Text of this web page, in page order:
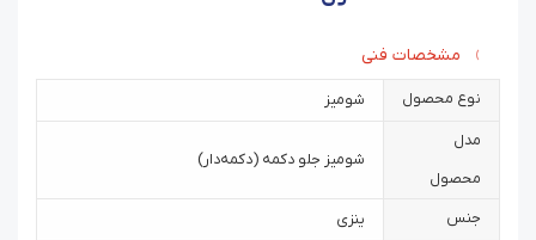
مشخصات فنی
نوع محصول شومیز
مدل
محصول
شومیز جلو دکمه (دکمه‌دار)
جنس ینزی